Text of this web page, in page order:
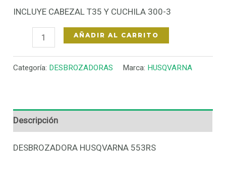
INCLUYE CABEZAL T35 Y CUCHILA 300-3
AÑADIR AL CARRITO
Categoría: DESBROZADORAS Marca: HUSQVARNA
Descripción
DESBROZADORA HUSQVARNA 553RS